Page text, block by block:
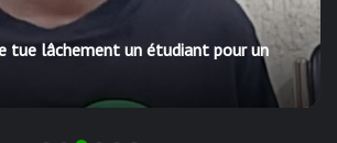
tue lâchement un étudiant pour un